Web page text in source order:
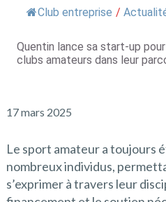
Club entreprise /
Quentin lance sa start-up
clubs amateurs dans leur
17 mars 2025
Le sport amateur a toujours
nombreux individus,
s’exprimer à travers leur